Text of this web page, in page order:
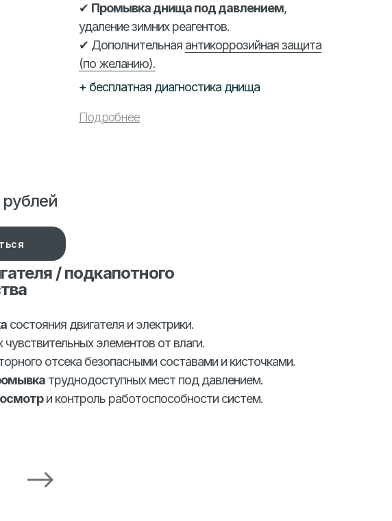
✔ Промывка днища под давлением,
удаление зимних реагентов.
✔ Дополнительная антикоррозийная защита
(по желанию).
Подробнее
+ бесплатная диагностика днища
состояния двигателя и электрики.
чувствительных элементов от влаги.
отсека безопасными составами и кисточками.
труднодоступных мест под давлением.
и контроль работоспособности систем.
/ подкапотного